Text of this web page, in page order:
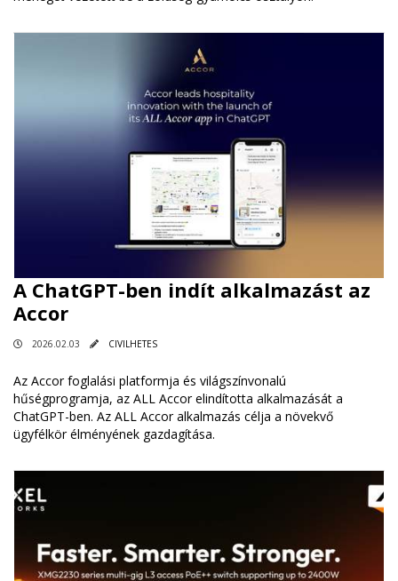
A ChatGPT-ben indít alkalmazást az
Accor
2026.02.03 CIVILHETES
Az Accor foglalási platformja és világszínvonalú
hűségprogramja, az ALL Accor elindította alkalmazását a
ChatGPT-ben. Az ALL Accor alkalmazás célja a növekvő
ügyfélkör élményének gazdagítása.